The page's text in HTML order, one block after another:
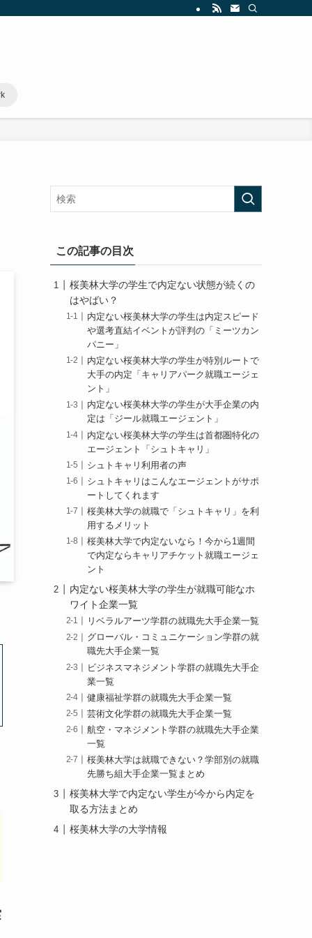
この記事の目次
桜美林大学の学生で内定ない状態が続くの
はやばい？
内定ない桜美林大学の学生は内定スピード
や選考直結イベントが評判の「ミーツカン
パニー」
内定ない桜美林大学の学生が特別ルートで
大手の内定「キャリアパーク就職エージェ
ント」
内定ない桜美林大学の学生が大手企業の内
定は「ジール就職エージェント」
内定ない桜美林大学の学生は首都圏特化の
エージェント「シュトキャリ」
シュトキャリ利用者の声
シュトキャリはこんなエージェントがサポ
ートしてくれます
桜美林大学の就職で「シュトキャリ」を利
用するメリット
桜美林大学で内定ないなら！今から1週間
で内定ならキャリアチケット就職エージェ
ント
内定ない桜美林大学の学生が就職可能なホ
ワイト企業一覧
リベラルアーツ学群の就職先大手企業一覧
グローバル・コミュニケーション学群の就
職先大手企業一覧
ビジネスマネジメント学群の就職先大手企
業一覧
健康福祉学群の就職先大手企業一覧
芸術文化学群の就職先大手企業一覧
航空・マネジメント学群の就職先大手企業
一覧
桜美林大学は就職できない？学部別の就職
先勝ち組大手企業一覧まとめ
桜美林大学で内定ない学生が今から内定を
取る方法まとめ
桜美林大学の大学情報